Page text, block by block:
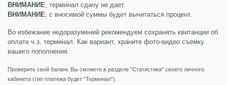
ВНИМАНИЕ , терминал сдачу не дает.
ВНИМАНИЕ , с вносимой суммы будет вычитаться процент.
Во избежание недоразумений рекомендуем сохранять квитанции об
оплате ч.з. терминал. Как вариант, храните фото-видео съемку
вашего пополнения.
Проверить свой баланс Вы сможете в разделе "Статистика" своего личного
кабинета (тип платежа будет "Терминал").